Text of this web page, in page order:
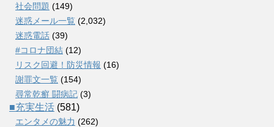
社会問題 (149)
迷惑メール一覧 (2,032)
迷惑電話 (39)
#コロナ団結 (12)
リスク回避！防災情報 (16)
謝罪文一覧 (154)
尋常乾癬 闘病記 (3)
■充実生活 (581)
エンタメの魅力 (262)